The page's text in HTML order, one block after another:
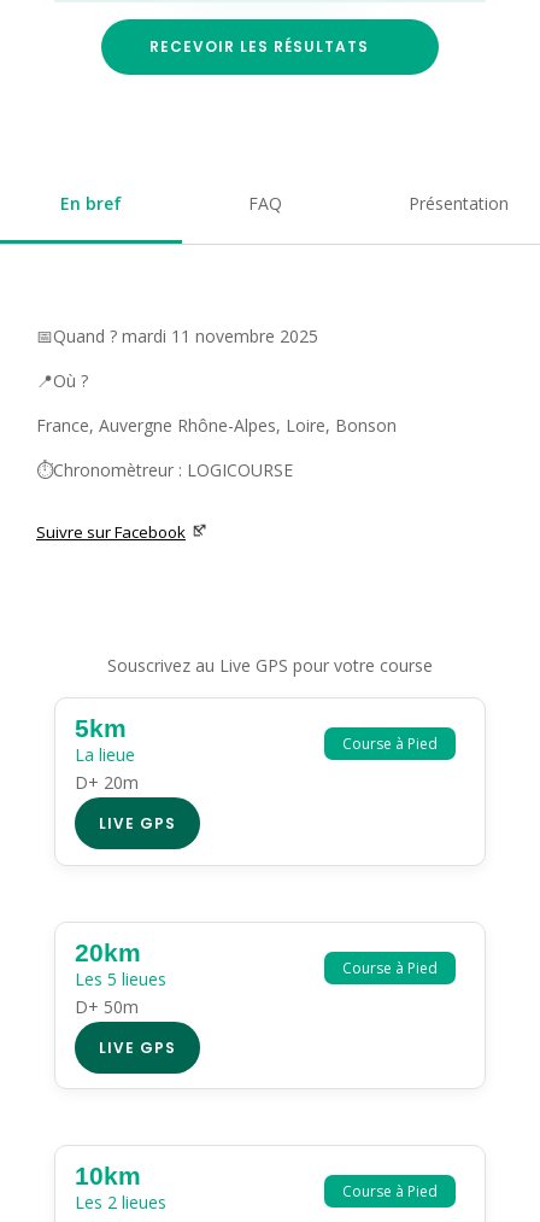
RECEVOIR LES RÉSULTATS
En bref FAQ Présentation
📅Quand ? mardi 11 novembre 2025
📍Où ?
France, Auvergne Rhône-Alpes, Loire, Bonson
⏱️Chronomètreur : LOGICOURSE
Suivre sur Facebook
Souscrivez au Live GPS pour votre course
Course à Pied
5km
La lieue
D+ 20m
LIVE GPS
Course à Pied
20km
Les 5 lieues
D+ 50m
LIVE GPS
Course à Pied
10km
Les 2 lieues